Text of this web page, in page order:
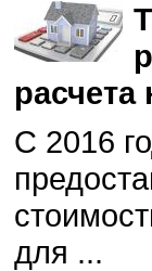
С 2016
для ...